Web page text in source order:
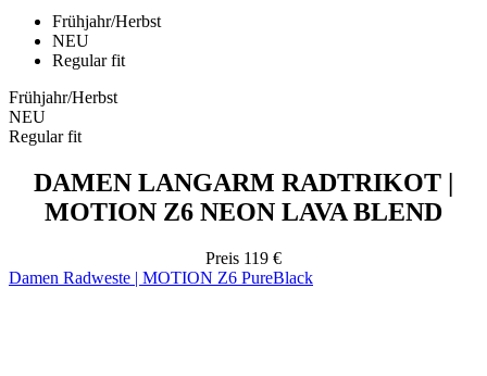
Frühjahr/Herbst
NEU
Regular fit
Frühjahr/Herbst
NEU
Regular fit
DAMEN LANGARM RADTRIKOT |
MOTION Z6 NEON LAVA BLEND
Preis 119 €
Damen Radweste | MOTION Z6 PureBlack